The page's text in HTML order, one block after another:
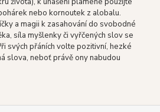
nebo kornoutek z alobalu.
a magii k zasahování do svobodné
síla myšlenky či vyřčených slov se
svých přáních volte pozitivní, hezké
slova, neboť právě ony nabudou